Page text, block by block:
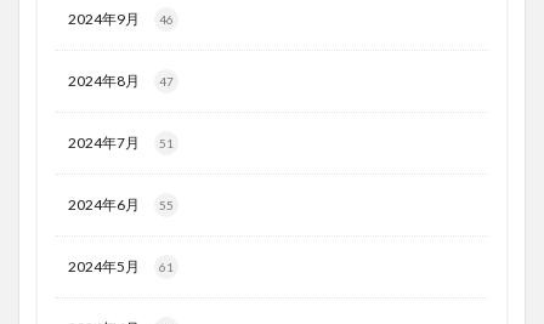
2024年9月 46
2024年8月 47
2024年7月 51
2024年6月 55
2024年5月 61